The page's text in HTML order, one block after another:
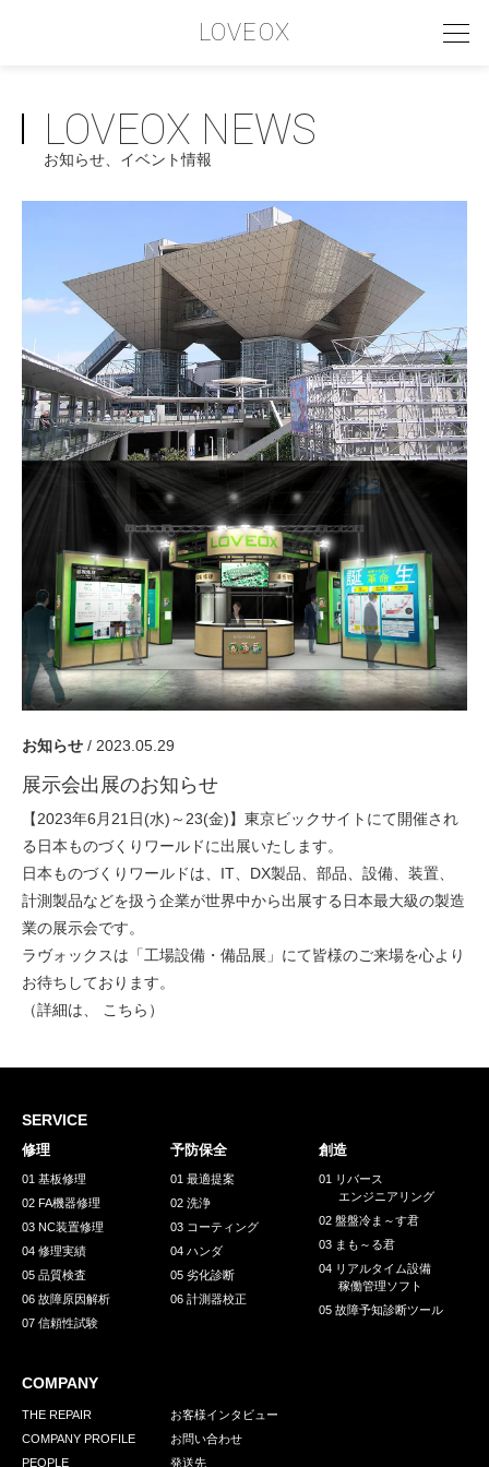
LOVEOX
PHILOSOPHY
フィロソフィー
COMPANY PROFILE
SERVICE
サービス内容
INTERVIEW
お客様インタビュー
RECRUIT
採用情報
GREEN CHALLENGE
環境への取り組み
お問い合わせ / 発送先
LOVEOX NEWS
お知らせ、イベント情報
お知らせ / 2023.05.29
展示会出展のお知らせ
【2023年6月21日(水)～23(金)】東京ビックサイトにて開催され
る日本ものづくりワールドに出展いたします。
日本ものづくりワールドは、IT、DX製品、部品、設備、装置、
計測製品などを扱う企業が世界中から出展する日本最大級の製造
業の展示会です。
ラヴォックスは「工場設備・備品展」にて皆様のご来場を心より
お待ちしております。
（詳細は、
こちら ）
SERVICE
修理
01 基板修理
02 FA機器修理
03 NC装置修理
04 修理実績
05 品質検査
06 故障原因解析
07 信頼性試験
予防保全
01 最適提案
02 洗浄
03 コーティング
04 ハンダ
05 劣化診断
06 計測器校正
創造
01 リバース
エンジニアリング
02 盤盤冷ま～す君
03 まも～る君
04 リアルタイム設備
稼働管理ソフト
05 故障予知診断ツール
COMPANY
THE REPAIR
COMPANY PROFILE
PEOPLE
お客様インタビュー
お問い合わせ
発送先